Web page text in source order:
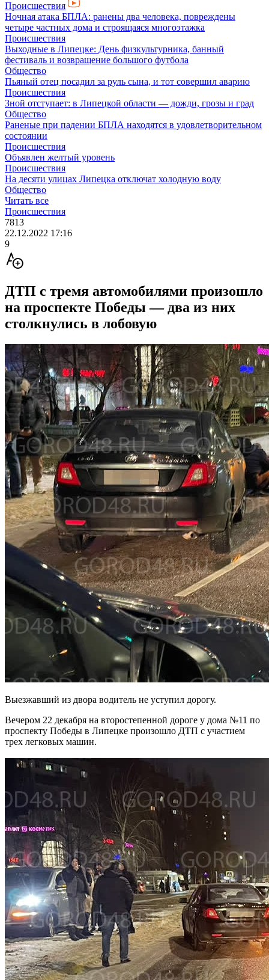
Происшествия
Ночная атака БПЛА: ранены два человека, повреждены
четыре частных дома и строящаяся многоэтажка
Происшествия
Выходные в Липецке: День физкультурника, банный
фестиваль и возвращение большого футбола
Общество
Пьяный отец посадил за руль сына, и тот совершил аварию
Происшествия
Зной отступает: в Липецкой области — дожди, грозы и град
Общество
Раненые при падении БПЛА находятся в удовлетворительном
состоянии
Происшествия
Объявлен желтый уровень
Происшествия
На десяти улицах Липецка отключат холодную воду
Общество
Читать все
Происшествия
7813
22.12.2022 17:16
9
ДТП с тремя автомобилями произошло
на проспекте Победы — два из них
столкнулись в лобовую
Выезжавший из двора водитель не уступил дорогу.
Вечером 22 декабря на второстепенной дороге у дома №11 по
проспекту Победы в Липецке произошло ДТП с участием
трех легковых машин.